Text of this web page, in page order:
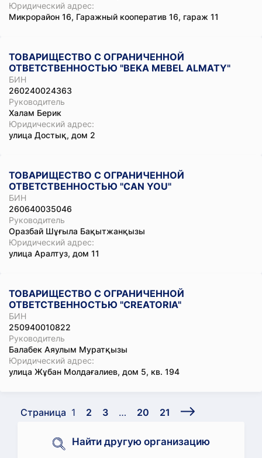
Юридический адрес:
Микрорайон 16, Гаражный кооператив 16, гараж 11
ТОВАРИЩЕСТВО С ОГРАНИЧЕННОЙ
ОТВЕТСТВЕННОСТЬЮ "BEKA MEBEL ALMATY"
БИН
260240024363
Руководитель
Халам Берик
Юридический адрес:
улица Достық, дом 2
ТОВАРИЩЕСТВО С ОГРАНИЧЕННОЙ
ОТВЕТСТВЕННОСТЬЮ "CAN YOU"
БИН
260640035046
Руководитель
Оразбай Шұғыла Бақытжанқызы
Юридический адрес:
улица Аралтуз, дом 11
ТОВАРИЩЕСТВО С ОГРАНИЧЕННОЙ
ОТВЕТСТВЕННОСТЬЮ "CREATORIA"
БИН
250940010822
Руководитель
Балабек Аяулым Муратқызы
Юридический адрес:
улица Жұбан Молдағалиев, дом 5, кв. 194
Страница 1 2 3 … 20 21
Найти другую организацию